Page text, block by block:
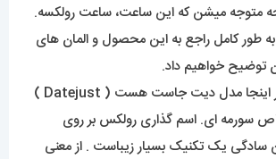
متوجه میشن که این ساعت، ساعت رولکسه.
طور کامل راجع به این محصول و المان های
توضیح خواهیم داد.
مدل مورد نظر ما در اینجا مدل دیت جاست هست ( Datejust )
سورمه ای. اسم گذاری رولکس بر روی
یک تکنیک بسیار زیباست . از معنی